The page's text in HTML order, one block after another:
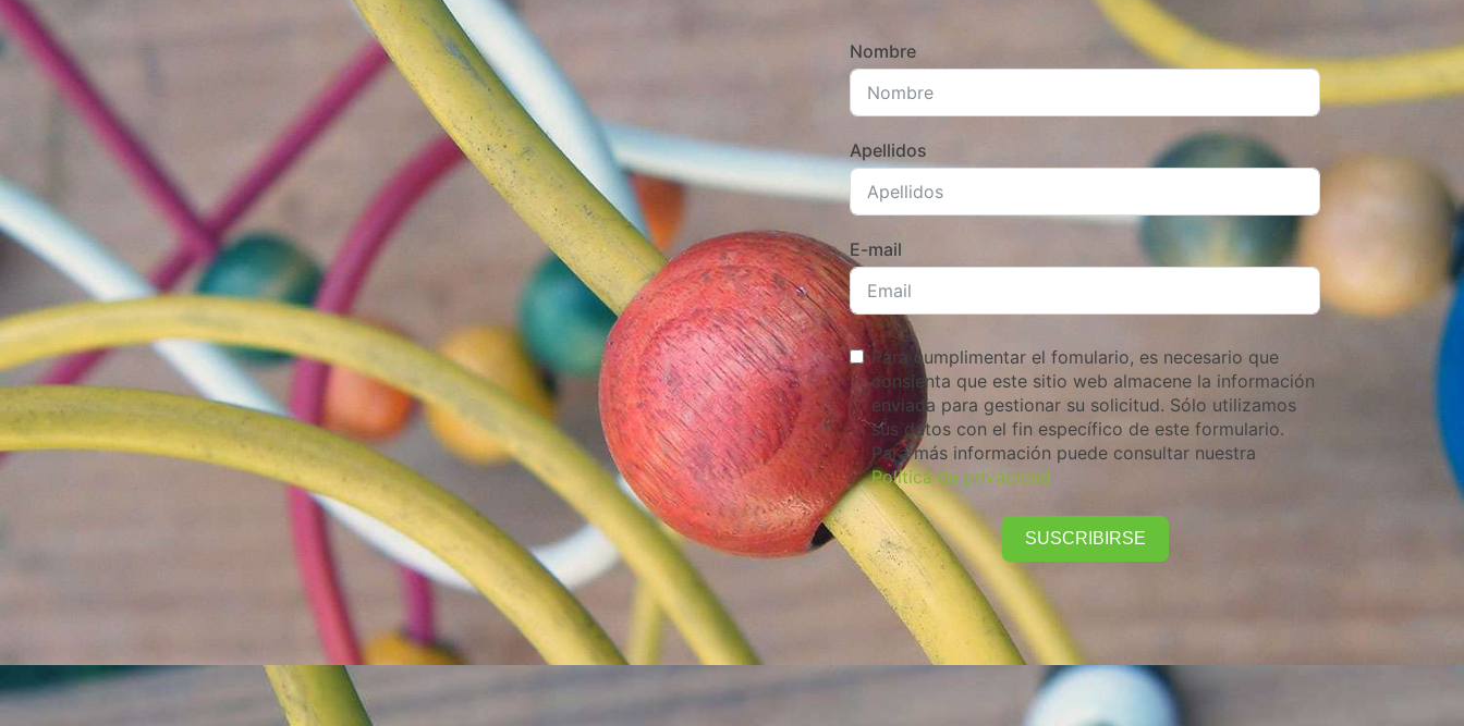
Nombre
Apellidos
E-mail
Para cumplimentar el fomulario, es necesario que
consienta que este sitio web almacene la información
enviada para gestionar su solicitud. Sólo utilizamos
sus datos con el fin específico de este formulario.
Para más información puede consultar nuestra
Política de privacidad
SUSCRIBIRSE